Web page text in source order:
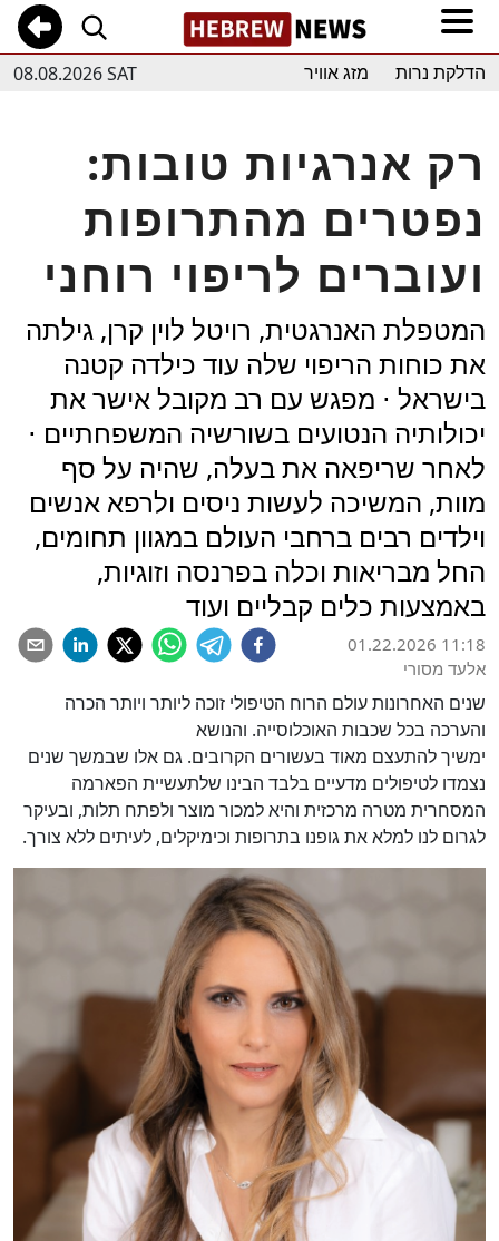
08.08.2026 SAT הדלקת נרות מזג אוויר
רק אנרגיות טובות:
נפטרים מהתרופות
ועוברים לריפוי רוחני
המטפלת האנרגטית, רויטל לוין קרן, גילתה
את כוחות הריפוי שלה עוד כילדה קטנה
בישראל ⋅ מפגש עם רב מקובל אישר את
יכולותיה הנטועים בשורשיה המשפחתיים ⋅
לאחר שריפאה את בעלה, שהיה על סף
מוות, המשיכה לעשות ניסים ולרפא אנשים
וילדים רבים ברחבי העולם במגוון תחומים,
החל מבריאות וכלה בפרנסה וזוגיות,
באמצעות כלים קבליים ועוד
01.22.2026 11:18
אלעד מסורי
שנים האחרונות עולם הרוח הטיפולי זוכה ליותר ויותר הכרה
והערכה בכל שכבות האוכלוסייה. והנושא
ימשיך להתעצם מאוד בעשורים הקרובים. גם אלו שבמשך שנים
נצמדו לטיפולים מדעיים בלבד הבינו שלתעשיית הפארמה
המסחרית מטרה מרכזית והיא למכור מוצר ולפתח תלות, ובעיקר
לגרום לנו למלא את גופנו בתרופות וכימיקלים, לעיתים ללא צורך.